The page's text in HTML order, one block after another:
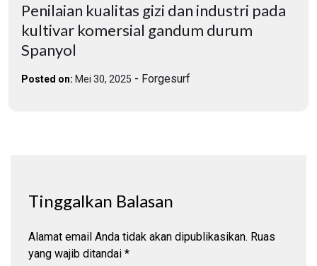
Penilaian kualitas gizi dan industri pada
kultivar komersial gandum durum
Spanyol
Posted on: Mei 30, 2025 - Forgesurf
Tinggalkan Balasan
Alamat email Anda tidak akan dipublikasikan. Ruas
yang wajib ditandai *